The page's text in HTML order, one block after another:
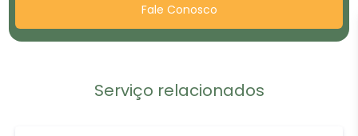
Fale Conosco
Serviço relacionados